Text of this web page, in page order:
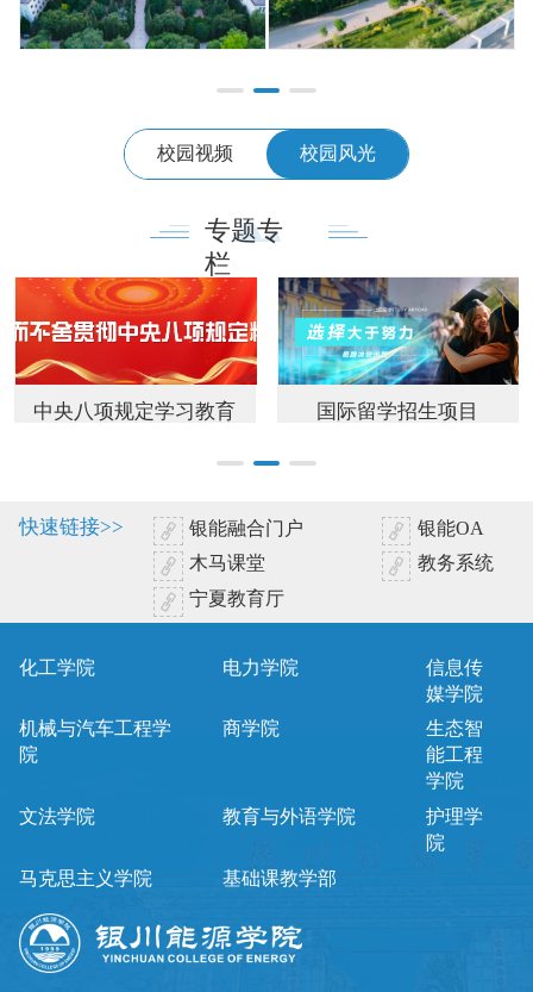
校园视频 校园风光
专题专
栏
中央八项规定学习教育 国际留学招生项目
快速链接>> 银能融合门户
银能OA
木马课堂
教务系统
宁夏教育厅
化工学院 电力学院
信息传
媒学院
机械与汽车工程学
院
商学院
生态智
能工程
学院
文法学院
教育与外语学院
护理学
院
马克思主义学院
基础课教学部